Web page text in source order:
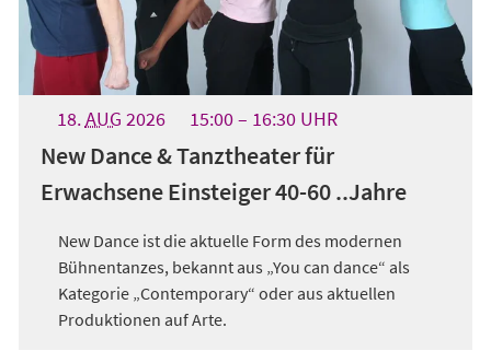
18.AUG 2026 15:00 16:30UHR
New Dance & Tanztheater für
Erwachsene Einsteiger 40-60 ..Jahre
New Dance ist die aktuelle Form des modernen
Bühnentanzes, bekannt aus „You can dance“ als
Kategorie „Contemporary“ oder aus aktuellen
Produktionen auf Arte.